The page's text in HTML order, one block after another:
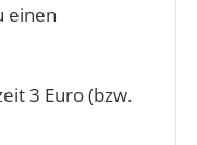
einen
3 Euro (bzw.